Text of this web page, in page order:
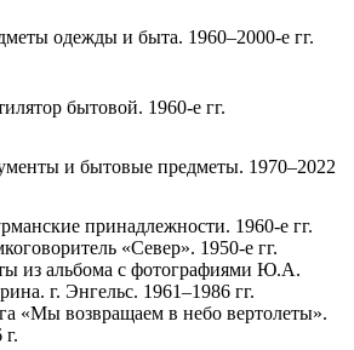
одежды и быта. 1960–2000-е гг.
бытовой. 1960-е гг.
и бытовые предметы. 1970–2022
принадлежности. 1960-е гг.
«Север». 1950-е гг.
из альбома с фотографиями Ю.А.
г. Энгельс. 1961–1986 гг.
«Мы возвращаем в небо вертолеты».
г.